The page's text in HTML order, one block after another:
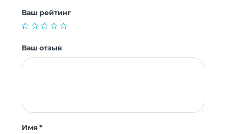
Ваш рейтинг
Ваш отзыв
Имя*